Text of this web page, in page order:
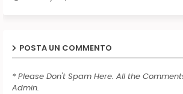
POSTA UN COMMENTO
* Please Don't Spam Here. All the
Admin.